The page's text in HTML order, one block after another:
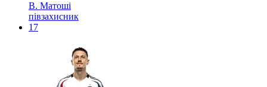
В. Матоші
півзахисник
17